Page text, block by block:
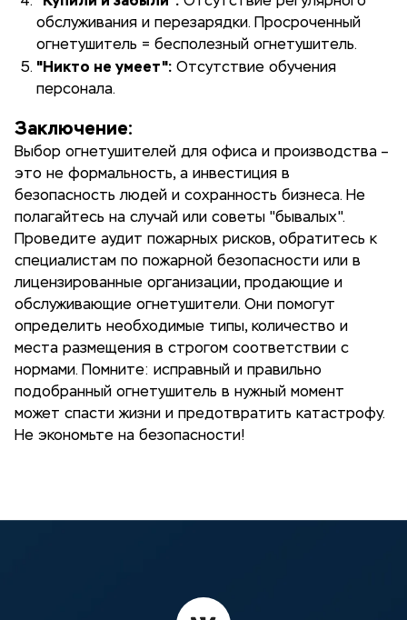
обслуживания и перезарядки. Просроченный
огнетушитель = бесполезный огнетушитель.
"Никто не умеет": Отсутствие обучения
персонала.
Заключение:
Выбор огнетушителей для офиса и производства –
это не формальность, а инвестиция в
безопасность людей и сохранность бизнеса. Не
полагайтесь на случай или советы "бывалых".
Проведите аудит пожарных рисков, обратитесь к
специалистам по пожарной безопасности или в
лицензированные организации, продающие и
обслуживающие огнетушители. Они помогут
определить необходимые типы, количество и
места размещения в строгом соответствии с
нормами. Помните: исправный и правильно
подобранный огнетушитель в нужный момент
может спасти жизни и предотвратить катастрофу.
Не экономьте на безопасности!